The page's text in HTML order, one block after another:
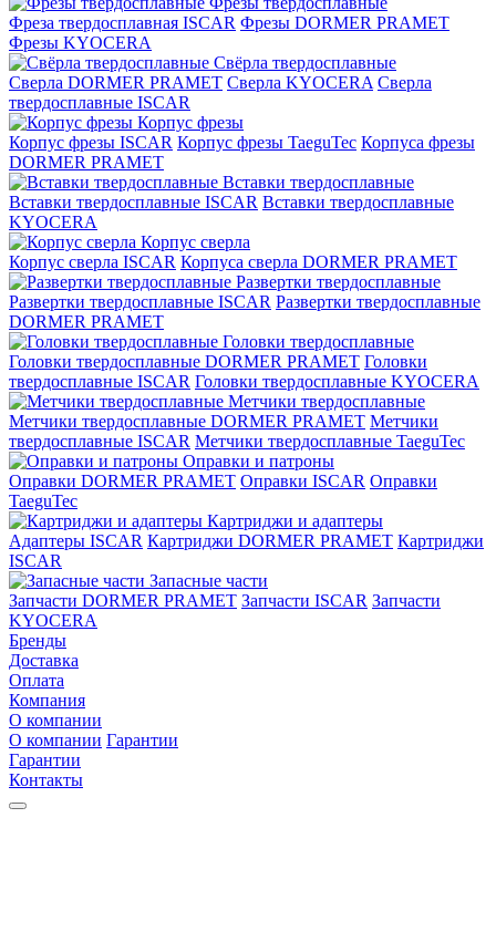
Фреза твердосплавная ISCAR Фрезы DORMER PRAMET
Фрезы KYOCERA
Свёрла твердосплавные
Сверла DORMER PRAMET Сверла KYOCERA Сверла
твердосплавные ISCAR
Корпус фрезы
Корпус фрезы ISCAR Корпус фрезы TaeguTec Корпуса фрезы
DORMER PRAMET
Вставки твердосплавные
Вставки твердосплавные ISCAR Вставки твердосплавные
KYOCERA
Корпус сверла
Корпус сверла ISCAR Корпуса сверла DORMER PRAMET
Развертки твердосплавные
Развертки твердосплавные ISCAR Развертки твердосплавные
DORMER PRAMET
Головки твердосплавные
Головки твердосплавные DORMER PRAMET Головки
твердосплавные ISCAR Головки твердосплавные KYOCERA
Метчики твердосплавные
Метчики твердосплавные DORMER PRAMET Метчики
твердосплавные ISCAR Метчики твердосплавные TaeguTec
Оправки и патроны
Оправки DORMER PRAMET Оправки ISCAR Оправки
TaeguTec
Картриджи и адаптеры
Адаптеры ISCAR Картриджи DORMER PRAMET Картриджи
ISCAR
Запасные части
Запчасти DORMER PRAMET Запчасти ISCAR Запчасти
KYOCERA
Бренды
Доставка
Оплата
Компания
О компании
О компании Гарантии
Гарантии
Контакты